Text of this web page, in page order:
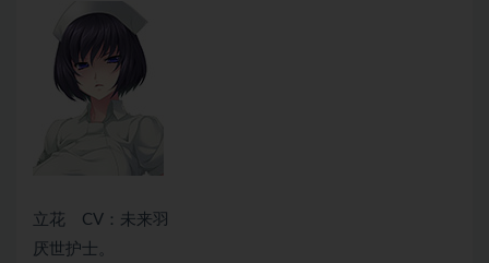
立花 CV：未来羽
厌世护士。